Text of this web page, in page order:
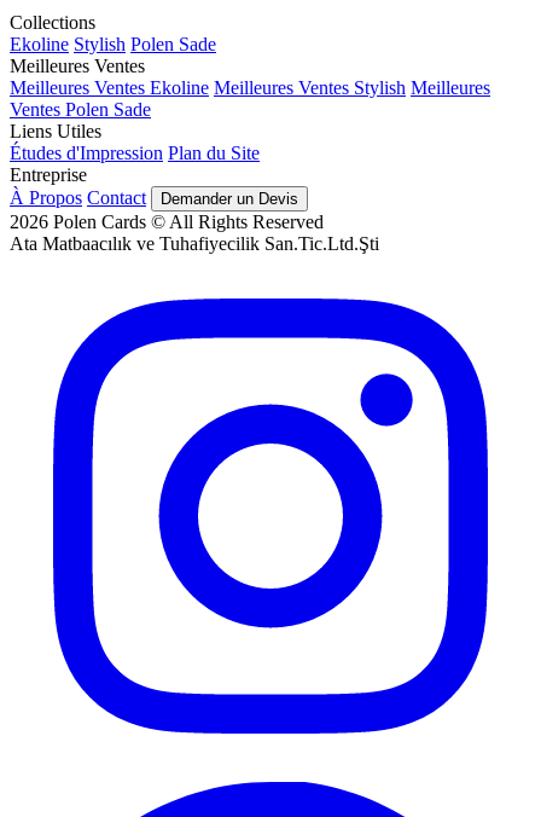
Collections
Ekoline Stylish Polen Sade
Meilleures Ventes
Meilleures Ventes Ekoline Meilleures Ventes Stylish Meilleures
Ventes Polen Sade
Liens Utiles
Études d'Impression Plan du Site
Entreprise
À Propos Contact Demander un Devis
2026 Polen Cards © All Rights Reserved
Ata Matbaacılık ve Tuhafiyecilik San.Tic.Ltd.Şti